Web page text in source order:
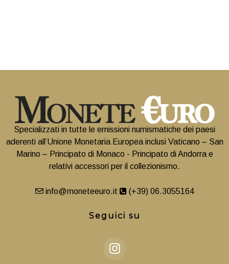
Specializzati in tutte le emissioni numismatiche dei paesi
aderenti all’Unione Monetaria Europea inclusi Vaticano – San
Marino – Principato di Monaco - Principato di Andorra e
relativi accessori per il collezionismo.
info@moneteeuro.it (+39) 06.3055164
Seguici su